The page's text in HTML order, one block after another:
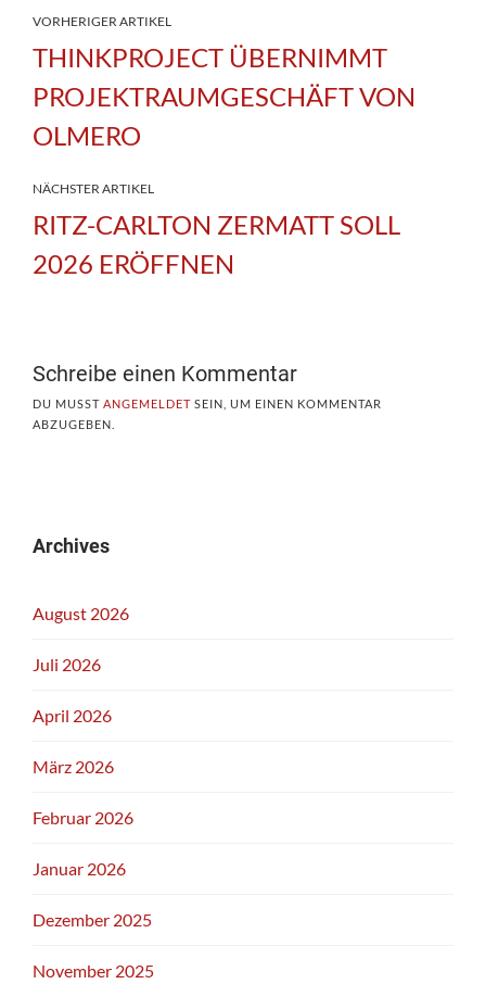
VORHERIGER ARTIKEL
THINKPROJECT ÜBERNIMMT
PROJEKTRAUMGESCHÄFT VON
OLMERO
NÄCHSTER ARTIKEL
RITZ-CARLTON ZERMATT SOLL
2026 ERÖFFNEN
Schreibe einen Kommentar
DU MUSST ANGEMELDET SEIN, UM EINEN KOMMENTAR
ABZUGEBEN.
Archives
August 2026
Juli 2026
April 2026
März 2026
Februar 2026
Januar 2026
Dezember 2025
November 2025